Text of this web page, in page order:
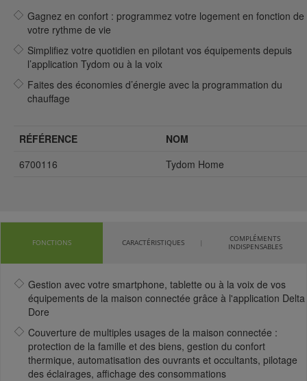
Gagnez en confort : programmez votre logement en fonction de
votre rythme de vie
Simplifiez votre quotidien en pilotant vos équipements depuis
l’application Tydom ou à la voix
Faites des économies d’énergie avec la programmation du
chauffage
RÉFÉRENCE
NOM
6700116
Tydom Home
FONCTIONS CARACTÉRISTIQUES
COMPLÉMENTS
INDISPENSABLES
Gestion avec votre smartphone, tablette ou à la voix de vos
équipements de la maison connectée grâce à l'application Delta
Dore
Couverture de multiples usages de la maison connectée :
protection de la famille et des biens, gestion du confort
thermique, automatisation des ouvrants et occultants, pilotage
des éclairages, affichage des consommations